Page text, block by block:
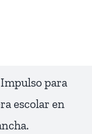
Impulso para
escolar en